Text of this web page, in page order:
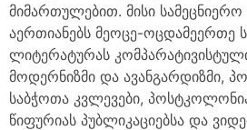
მიმართულებით. მისი
აერთიანებს მეოცე-ოცდამეერთე
ლიტერატურას
მოდერნიზმი და ავანგარდიზმი,
საბჭოთა კვლევები,
წიფურიას პუბლიკაციებსა და